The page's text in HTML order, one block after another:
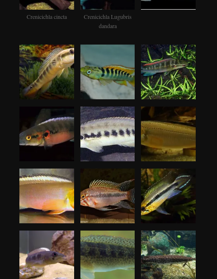
Crenicichla cincta
Crenicichla Lugubris
dandara